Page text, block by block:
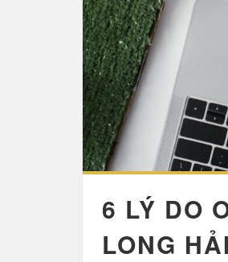
6 LÝ DO
LONG HẢI